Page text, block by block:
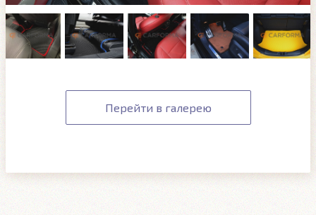
Перейти в галерею